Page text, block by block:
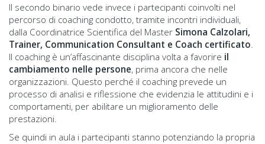
Il secondo binario vede invece i partecipanti coinvolti nel
percorso di coaching condotto, tramite incontri individuali,
dalla Coordinatrice Scientifica del Master Simona Calzolari,
Trainer, Communication Consultant e Coach certificato
Il coaching è un’affascinante disciplina volta a favorire il
cambiamento nelle persone, prima ancora che nelle
organizzazioni. Questo perché il coaching prevede un
processo di analisi e riflessione che evidenzia le attitudini e i
comportamenti, per abilitare un miglioramento delle
prestazioni.
Se quindi in aula i partecipanti stanno potenziando la propria